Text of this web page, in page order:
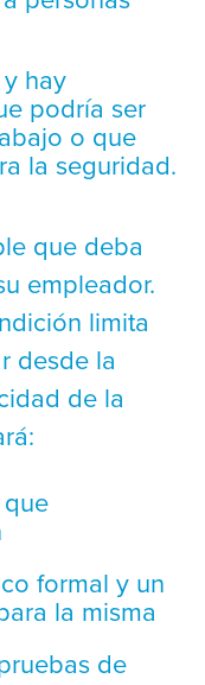
hay
podría ser
o que
la seguridad.
que deba
empleador.
limita
desde la
de la
formal y un
la misma
de